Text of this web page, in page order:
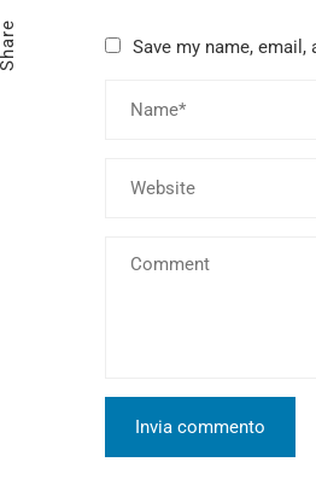
Save my name,